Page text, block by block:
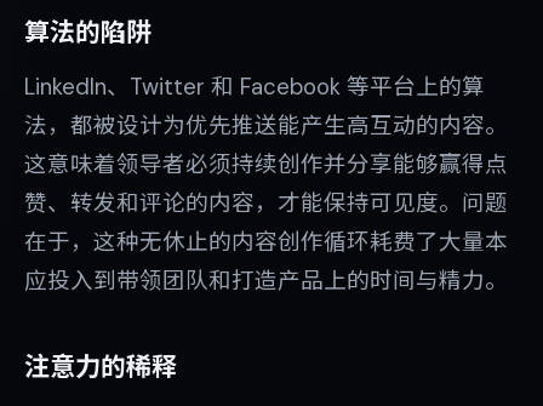
算法的陷阱
LinkedIn、Twitter 和 Facebook 等平台上的算
法，都被设计为优先推送能产生高互动的内容。
这意味着领导者必须持续创作并分享能够赢得点
赞、转发和评论的内容，才能保持可见度。问题
在于，这种无休止的内容创作循环耗费了大量本
应投入到带领团队和打造产品上的时间与精力。
注意力的稀释